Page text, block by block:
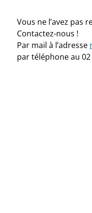
Vous ne l’avez pas
Contactez-nous !
Par mail à l’adresse
par téléphone au 02